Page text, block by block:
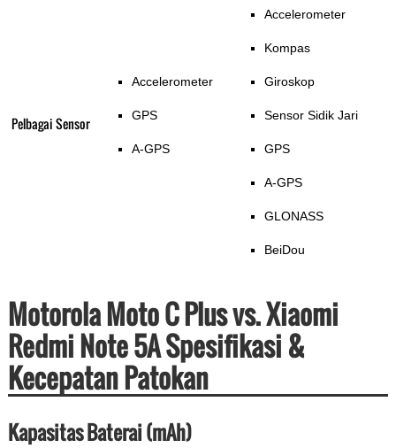
Pelbagai Sensor
Accelerometer
GPS
A-GPS
Accelerometer
Kompas
Giroskop
Sensor Sidik Jari
GPS
A-GPS
GLONASS
BeiDou
Motorola Moto C Plus vs. Xiaomi
Redmi Note 5A Spesifikasi &
Kecepatan Patokan
Kapasitas Baterai (mAh)